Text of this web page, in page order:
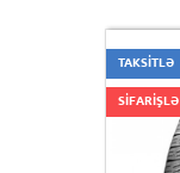
TAKSİTLƏ
SİFARİŞLƏ